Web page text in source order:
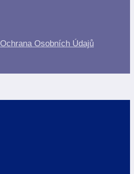
Ochrana Osobních Údajů